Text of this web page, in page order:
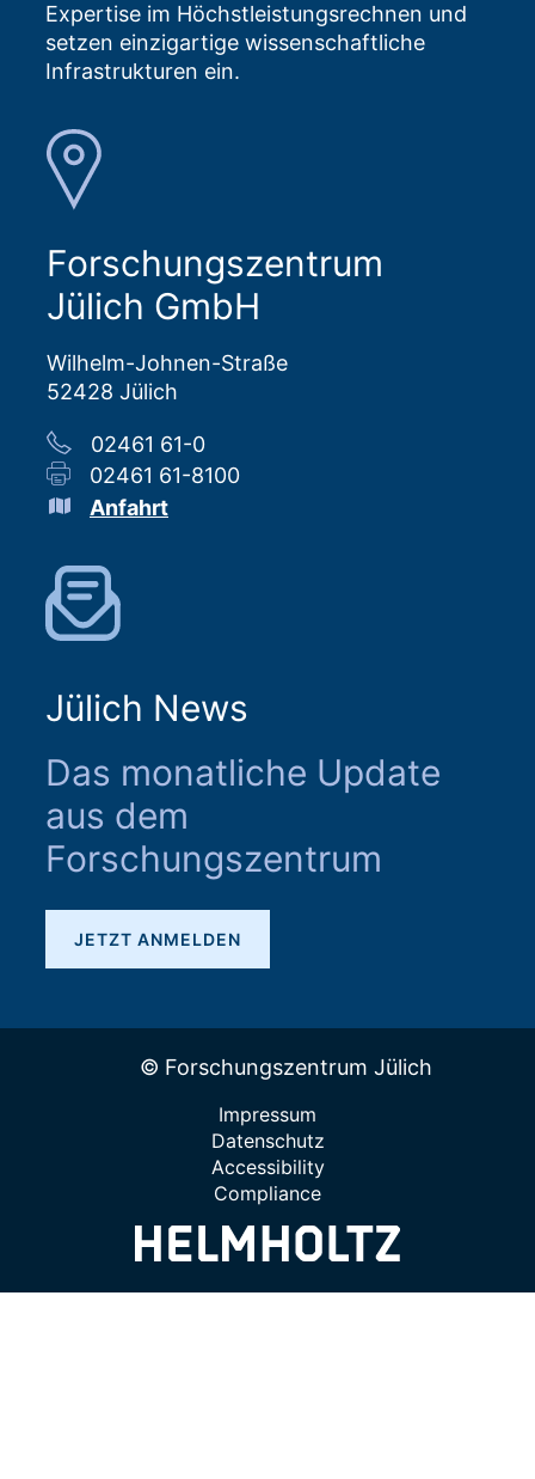
Expertise im Höchstleistungsrechnen und
setzen einzigartige wissenschaftliche
Infrastrukturen ein.
Forschungszentrum
Jülich GmbH
Wilhelm-Johnen-Straße
52428 Jülich
02461 61-0
02461 61-8100
Anfahrt
Jülich News
Das monatliche Update
aus dem
Forschungszentrum
JETZT ANMELDEN
© Forschungszentrum Jülich
Impressum
Datenschutz
Accessibility
Compliance